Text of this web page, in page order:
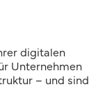
digitalen
Unternehmen
– und sind